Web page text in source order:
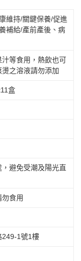
維持/關鍵保養/促進
補給/產前產後、病
等食用，熱飲也可
之溶液請勿添加
盒
避免受潮及陽光直
食用
249-1號1樓